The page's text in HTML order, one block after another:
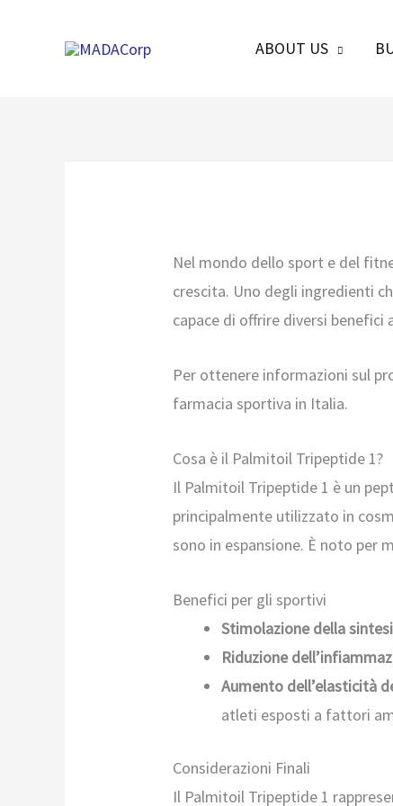
ABOUT US
Nel mondo dello sport e del
crescita. Uno degli ingredienti
capace di offrire diversi
Per ottenere informazioni sul
farmacia sportiva in Italia.
Cosa è il Palmitoil Tripeptide 1?
Il Palmitoil Tripeptide 1 è un
principalmente utilizzato in
sono in espansione. È noto per
Benefici per gli sportivi
Stimolazione della
Riduzione
Aumento dell’elasticità
atleti esposti a fattori
Considerazioni Finali
Il Palmitoil Tripeptide 1